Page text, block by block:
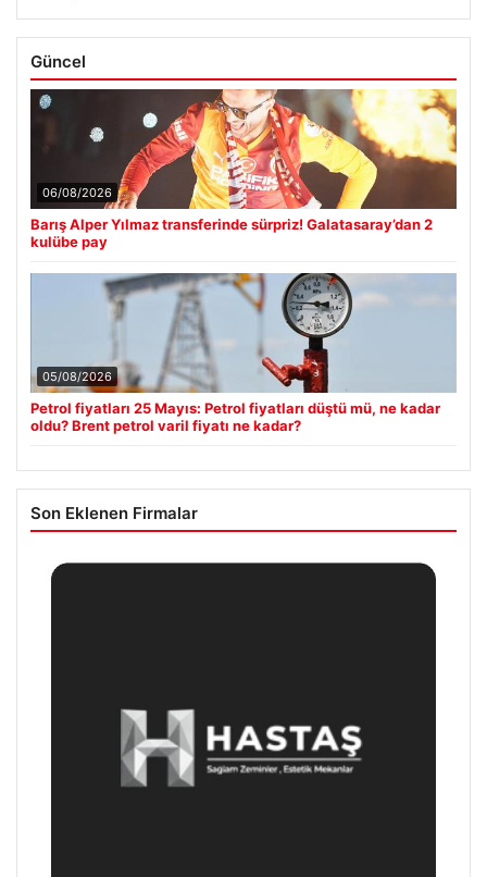
Güncel
06/08/2026
Barış Alper Yılmaz transferinde sürpriz! Galatasaray’dan 2
kulübe pay
05/08/2026
Petrol fiyatları 25 Mayıs: Petrol fiyatları düştü mü, ne kadar
oldu? Brent petrol varil fiyatı ne kadar?
Son Eklenen Firmalar